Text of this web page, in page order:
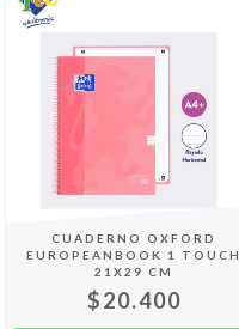
CUADERNO OXFORD
EUROPEANBOOK 1 TOUCH
21X29 CM
$20.400